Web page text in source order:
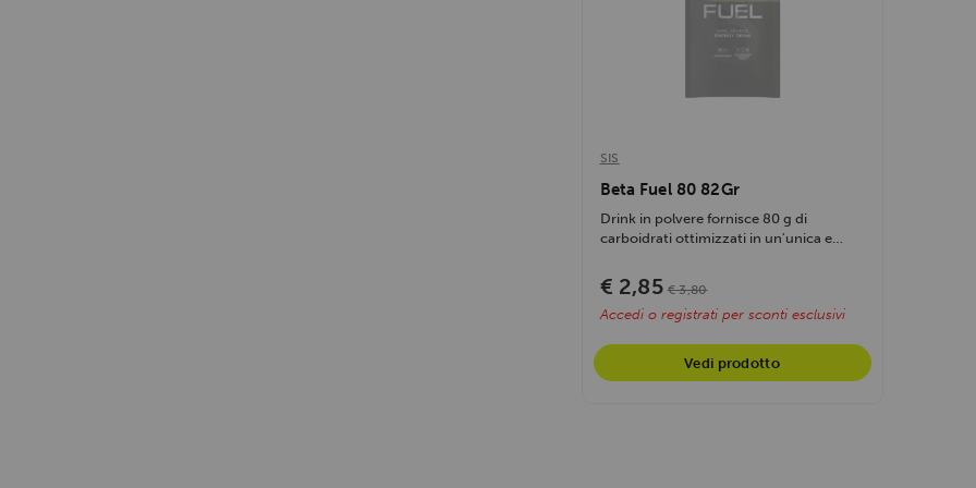
SIS
Beta Fuel 80 82Gr
Drink in polvere fornisce 80 g di
carboidrati ottimizzati in un'unica e
€ 2,85 € 3,80
Accedi o registrati per sconti esclusivi
Vedi prodotto